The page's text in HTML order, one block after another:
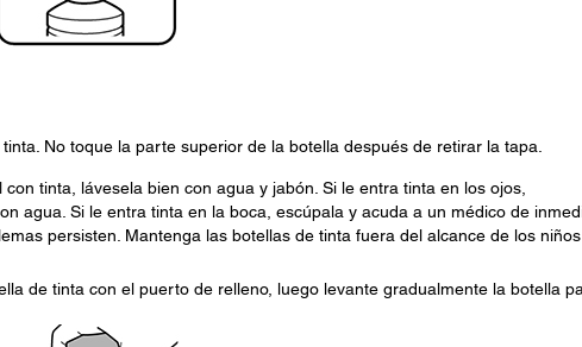
No toque la parte superior de la botella después de retirar la tapa.
tinta, lávesela bien con agua y jabón. Si le entra tinta en los ojos,
agua. Si le entra tinta en la boca, escúpala y acuda a un médico de
persisten. Mantenga las botellas de tinta fuera del alcance de los
de tinta con el puerto de relleno, luego levante gradualmente la botella